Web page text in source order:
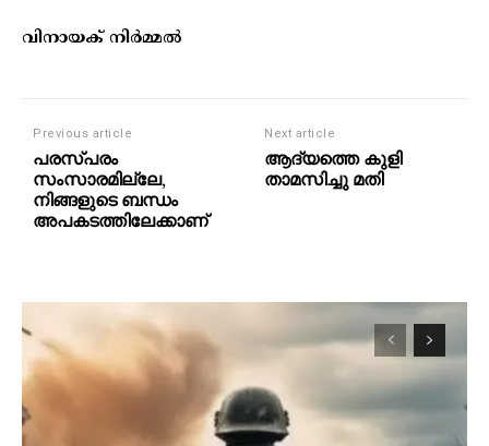
വിനായക് നിര്‍മ്മല്‍
Previous article
പരസ്പരം
സംസാരമില്ലേ,
നിങ്ങളുടെ ബന്ധം
അപകടത്തിലേക്കാണ്
Next article
ആദ്യത്തെ കുളി
താമസിച്ചു മതി